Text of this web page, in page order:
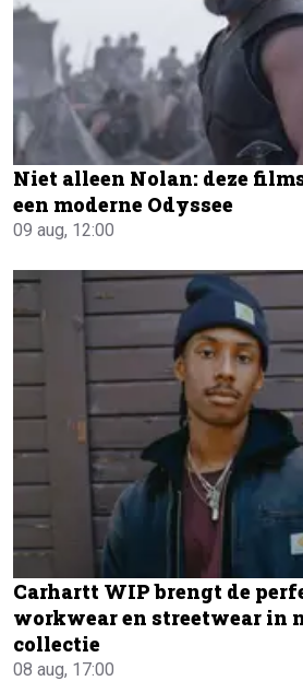
Niet alleen Nolan: deze
een moderne Odyssee
09 aug, 12:00
Carhartt WIP brengt de
workwear en streetwear in
collectie
08 aug, 17:00